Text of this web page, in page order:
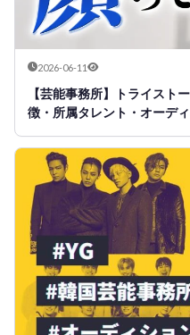
2026-06-11
【芸能事務所】トライスト
徴・所属タレント・オーデ